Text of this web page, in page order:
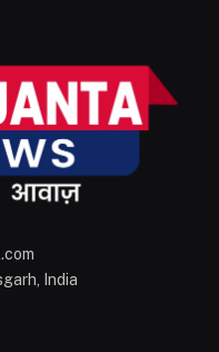
India